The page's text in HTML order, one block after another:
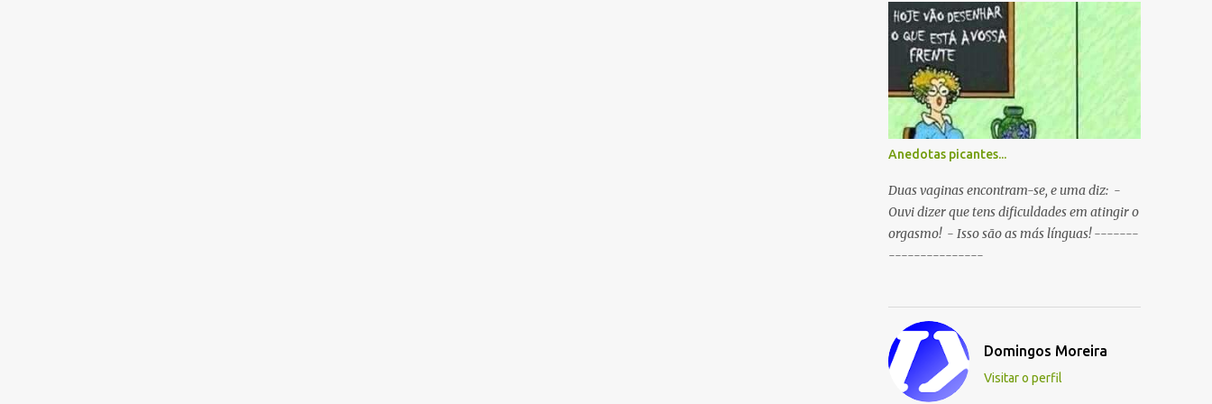
boca ao mesmo tempo. P: O que é que
resulta do cruzamento entre um
Sportinguista e um porco? R: Presunto
rançoso. P: Porque é que o Sporting vai
passar a ser patrocinado pela BP R: Porque a
BP dá...
Anedotas picantes...
Duas vaginas encontram-se, e uma diz: -
Ouvi dizer que tens dificuldades em atingir o
orgasmo! - Isso são as más línguas! -------
---------------
Domingos Moreira
Visitar o perfil